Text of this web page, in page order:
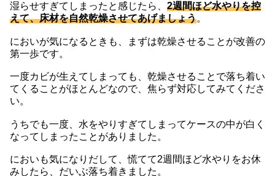
湿らせすぎてしまったと感じたら、 2週間ほど水やりを控
えて、床材を自然乾燥させてあげましょう。
においが気になるときも、まずは乾燥させることが改善の
第一歩です。
一度カビが生えてしまっても、乾燥させることで落ち着い
てくることがほとんどなので、焦らず対応してみてくださ
い。
うちでも一度、水をやりすぎてしまってケースの中が白く
なってしまったことがありました。
においも気になりだして、慌てて2週間ほど水やりをお休
みしたら、だいぶ落ち着きました。